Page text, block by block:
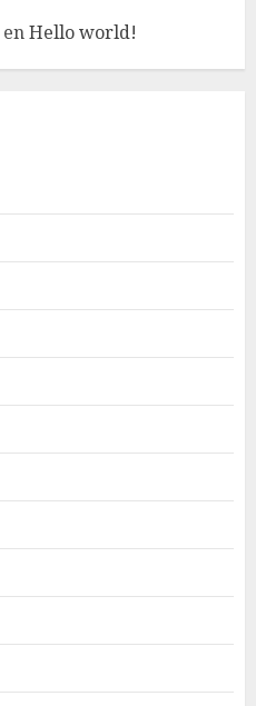
enHello world!